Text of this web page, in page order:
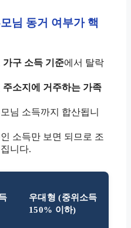
님 동거 여부가 핵
가구 소득 기준에서 탈락
주소지에 거주하는 가족
님 소득까지 합산됩니
소득만 보면 되므로 조
니다.
우대형 (중위소득
150% 이하)